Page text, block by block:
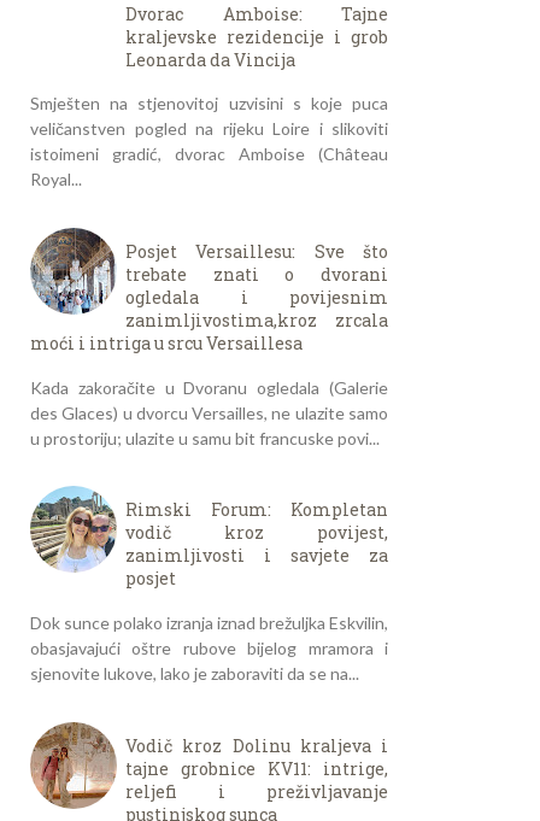
Dvorac Amboise: Tajne
kraljevske rezidencije i grob
Leonarda da Vincija
Smješten na stjenovitoj uzvisini s koje puca
veličanstven pogled na rijeku Loire i slikoviti
istoimeni gradić, dvorac Amboise (Château
Royal...
Posjet Versaillesu: Sve što
trebate znati o dvorani
ogledala i povijesnim
zanimljivostima,kroz zrcala
moći i intriga u srcu Versaillesa
Kada zakoračite u Dvoranu ogledala (Galerie
des Glaces) u dvorcu Versailles, ne ulazite samo
u prostoriju; ulazite u samu bit francuske povi...
Rimski Forum: Kompletan
vodič kroz povijest,
zanimljivosti i savjete za
posjet
Dok sunce polako izranja iznad brežuljka Eskvilin,
obasjavajući oštre rubove bijelog mramora i
sjenovite lukove, lako je zaboraviti da se na...
Vodič kroz Dolinu kraljeva i
tajne grobnice KV11: intrige,
reljefi i preživljavanje
pustinjskog sunca